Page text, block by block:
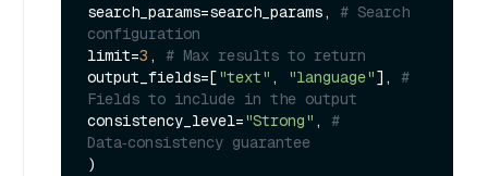
search_params=search_params, # Search
configuration
limit=3 , # Max results to return
output_fields=["text" , "language"], #
Fields to include in the output
consistency_level="Strong" , #
Data‑consistency guarantee
)